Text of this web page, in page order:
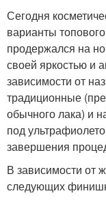
Сегодня
варианты
продержался на
своей яркостью и
зависимости от
традиционные
обычного лака) и
под
завершения
В зависимости от
следующих